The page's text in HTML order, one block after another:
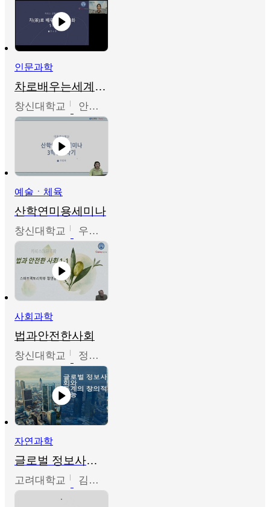
인문과학
차로배우는세계문화
창신대학교 안소영
예술ㆍ체육
산학연미용세미나
창신대학교 우미옥,오윤경,박선이
사회과학
법과안전한사회
창신대학교 정연균
자연과학
글로벌 정보사회와 통계의 창의적 기능
고려대학교 김희영